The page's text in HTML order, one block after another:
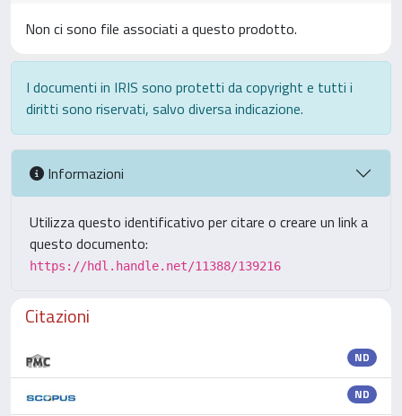
Non ci sono file associati a questo prodotto.
I documenti in IRIS sono protetti da copyright e tutti i
diritti sono riservati, salvo diversa indicazione.
Informazioni
Utilizza questo identificativo per citare o creare un link a
questo documento:
https://hdl.handle.net/11388/139216
Citazioni
ND
ND